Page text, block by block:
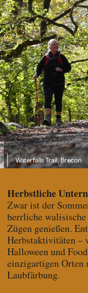
Waterfalls Trail, Brecon
Herbstliche
Zwar ist der
herrliche
Zügen genießen.
Herbstaktivitäten –
Halloween und
einzigartigen Orten
Laubfärbung.